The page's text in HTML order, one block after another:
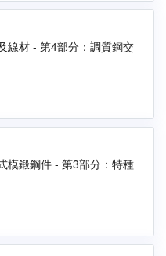
線材 - 第4部分：調質鋼交
模鍛鋼件 - 第3部分：特種